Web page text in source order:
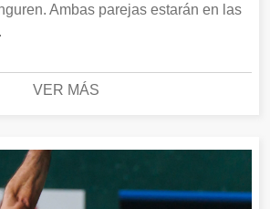
Ambas parejas estarán en las
VER MÁS